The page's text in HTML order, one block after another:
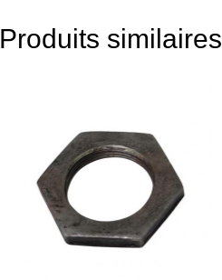
Produits similaires